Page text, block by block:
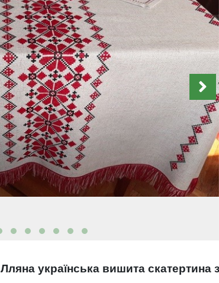
Лляна українська вишита скатертина